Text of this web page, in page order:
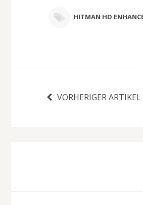
HITMAN HD
VORHERIGER ARTIKEL